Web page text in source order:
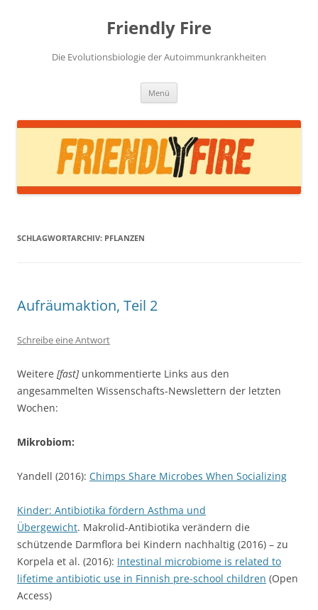
Friendly Fire
Die Evolutionsbiologie der Autoimmunkrankheiten
Menü
SCHLAGWORTARCHIV: PFLANZEN
Aufräumaktion, Teil 2
Schreibe eine Antwort
Weitere [fast]unkommentierte Links aus den
angesammelten Wissenschafts-Newslettern der letzten
Wochen:
Mikrobiom:
Yandell (2016): Chimps Share Microbes When Socializing
Kinder: Antibiotika fördern Asthma und
Übergewicht. Makrolid-Antibiotika verändern die
schützende Darmflora bei Kindern nachhaltig (2016) – zu
Korpela et al. (2016): Intestinal microbiome is related to
lifetime antibiotic use in Finnish pre-school children (Open
Access)